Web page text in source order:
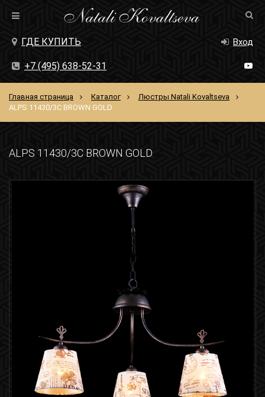
+7 (495) 638-52-31
ГДЕ КУПИТЬ Вход
Главная страница Каталог
Люстры Natali Kovaltseva
ALPS 11430/3С BROWN GOLD
ALPS 11430/3С BROWN GOLD